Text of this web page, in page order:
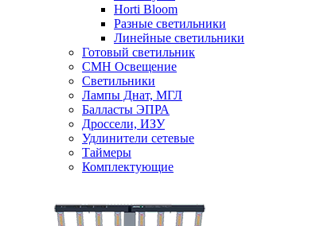
Horti Bloom
Разные светильники
Линейные светильники
Готовый светильник
CMH Освещение
Светильники
Лампы Днат, МГЛ
Балласты ЭПРА
Дроссели, ИЗУ
Удлинители сетевые
Таймеры
Комплектующие